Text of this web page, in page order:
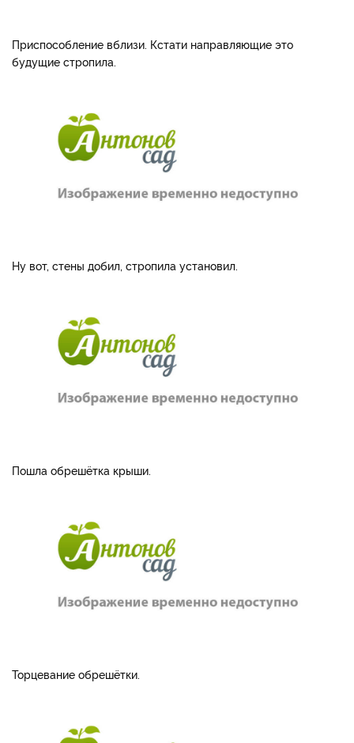
Приспособление вблизи. Кстати направляющие это
будущие стропила.
Ну вот, стены добил, стропила установил.
Пошла обрешётка крыши.
Торцевание обрешётки.